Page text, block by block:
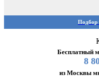
Подбор
Бесплатный
8
из Москвы